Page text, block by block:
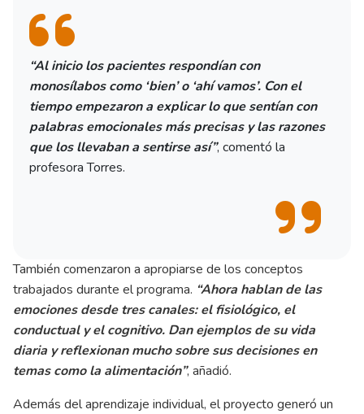
“Al inicio los pacientes respondían con
monosílabos como ‘bien’ o ‘ahí vamos’. Con el
tiempo empezaron a explicar lo que sentían con
palabras emocionales más precisas y las razones
que los llevaban a sentirse así”, comentó la
profesora Torres.
También comenzaron a apropiarse de los conceptos
trabajados durante el programa. “Ahora hablan de las
emociones desde tres canales: el fisiológico, el
conductual y el cognitivo. Dan ejemplos de su vida
diaria y reflexionan mucho sobre sus decisiones en
temas como la alimentación”, añadió.
Además del aprendizaje individual, el proyecto generó un